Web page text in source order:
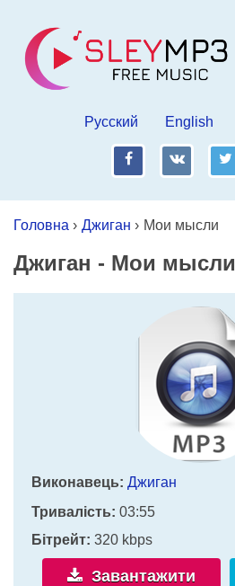
Русский English
fb vk tw
Головна › Джиган › Мои мысли
Джиган - Мои мысли
Виконавець: Джиган
Тривалість: 03:55
Бітрейт: 320 kbps
Завантажити